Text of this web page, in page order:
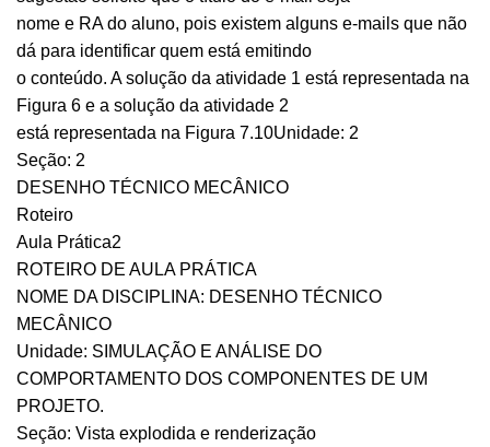
nome e RA do aluno, pois existem alguns e-mails que não
dá para identificar quem está emitindo
o conteúdo. A solução da atividade 1 está representada na
Figura 6 e a solução da atividade 2
está representada na Figura 7.10Unidade: 2
Seção: 2
DESENHO TÉCNICO MECÂNICO
Roteiro
Aula Prática2
ROTEIRO DE AULA PRÁTICA
NOME DA DISCIPLINA: DESENHO TÉCNICO
MECÂNICO
Unidade: SIMULAÇÃO E ANÁLISE DO
COMPORTAMENTO DOS COMPONENTES DE UM
PROJETO.
Seção: Vista explodida e renderização